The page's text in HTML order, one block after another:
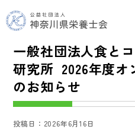
一般社団法人食と
研究所 2026年度オ
のお知らせ
投稿日：2026年6月16日